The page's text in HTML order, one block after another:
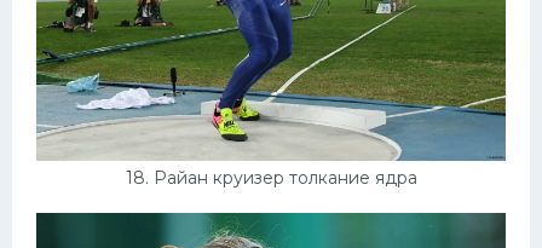
18. Райан круизер толкание ядра